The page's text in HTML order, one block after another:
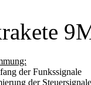
der Funkssignale
der Steuersignale